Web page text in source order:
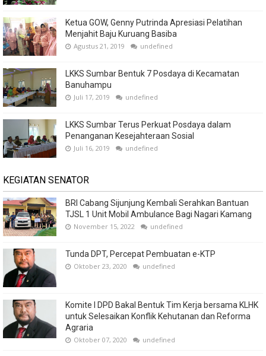
Ketua GOW, Genny Putrinda Apresiasi Pelatihan
Menjahit Baju Kuruang Basiba
Agustus 21, 2019 undefined
LKKS Sumbar Bentuk 7 Posdaya di Kecamatan
Banuhampu
Juli 17, 2019 undefined
LKKS Sumbar Terus Perkuat Posdaya dalam
Penanganan Kesejahteraan Sosial
Juli 16, 2019 undefined
KEGIATAN SENATOR
BRI Cabang Sijunjung Kembali Serahkan Bantuan
TJSL 1 Unit Mobil Ambulance Bagi Nagari Kamang
November 15, 2022 undefined
Tunda DPT, Percepat Pembuatan e-KTP
Oktober 23, 2020 undefined
Komite I DPD Bakal Bentuk Tim Kerja bersama KLHK
untuk Selesaikan Konflik Kehutanan dan Reforma
Agraria
Oktober 07, 2020 undefined